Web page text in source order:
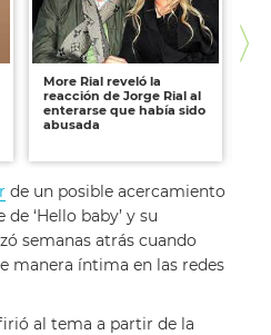
More Rial reveló la
reacción de Jorge Rial al
enterarse que había sido
abusada
de un posible acercamiento
‘Hello baby’ y su
semanas atrás cuando
manera íntima en las redes
al tema a partir de la